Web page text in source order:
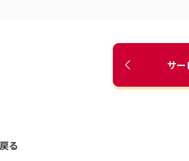
サー
る